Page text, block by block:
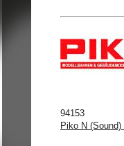
94153
Piko N